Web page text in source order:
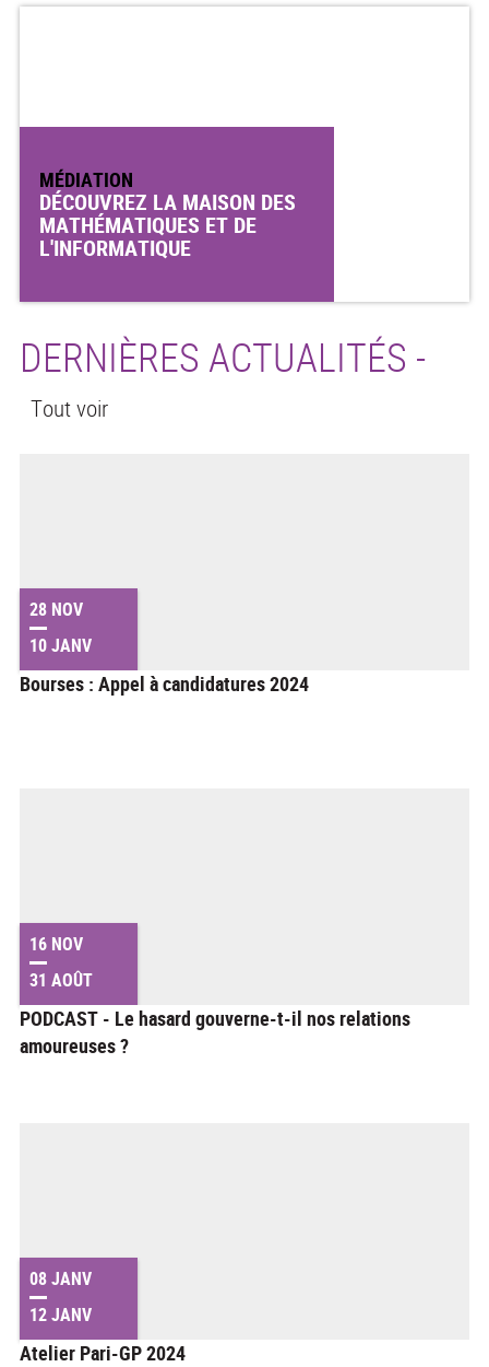
MÉDIATION
DÉCOUVREZ LA MAISON DES
MATHÉMATIQUES ET DE
L'INFORMATIQUE
DERNIÈRES ACTUALITÉS -
Tout voir
28 NOV
10 JANV
Bourses : Appel à candidatures 2024
16 NOV
31 AOÛT
PODCAST - Le hasard gouverne-t-il nos relations
amoureuses ?
08 JANV
12 JANV
Atelier Pari-GP 2024